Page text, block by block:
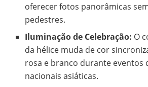
oferecer fotos panorâmicas
pedestres.
Iluminação de Celebração: O
da hélice muda de cor
rosa e branco durante eventos
nacionais asiáticas.